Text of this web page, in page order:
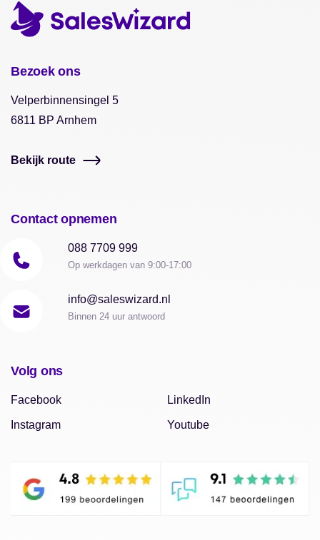
Bezoek ons
Velperbinnensingel 5
6811 BP Arnhem
Bekijk route
Contact opnemen
088 7709 999
Op werkdagen van 9:00-17:00
info@saleswizard.nl
Binnen 24 uur antwoord
Volg ons
Facebook
Instagram
LinkedIn
Youtube